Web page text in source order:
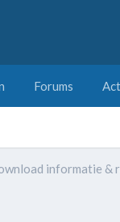
Forums
informatie &